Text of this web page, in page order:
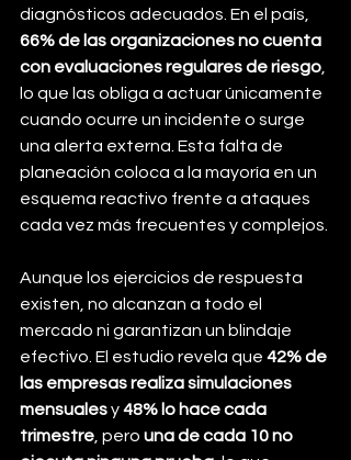
diagnósticos adecuados. En el país,
66% de las organizaciones no cuenta
con evaluaciones regulares de riesgo
lo que las obliga a actuar únicamente
cuando ocurre un incidente o surge
una alerta externa. Esta falta de
planeación coloca a la mayoría en un
esquema reactivo frente a ataques
cada vez más frecuentes y complejos.
Aunque los ejercicios de respuesta
existen, no alcanzan a todo el
mercado ni garantizan un blindaje
efectivo. El estudio revela que 42% de
las empresas realiza simulaciones
mensuales y 48% lo hace cada
trimestre , pero una de cada 10 no